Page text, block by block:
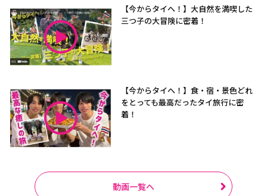
【今からタイへ！】大自然を満喫した
三つ子の大冒険に密着！
【今からタイへ！】食・宿・景色どれ
をとっても最高だったタイ旅行に密
着！
動画一覧へ